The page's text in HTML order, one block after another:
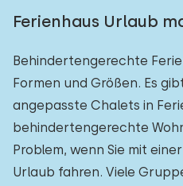
Ferienhaus Urlaub
Behindertengerechte
Formen und Größen. Es
angepasste Chalets in
behindertengerechte
Problem, wenn Sie mit
Urlaub fahren. Viele